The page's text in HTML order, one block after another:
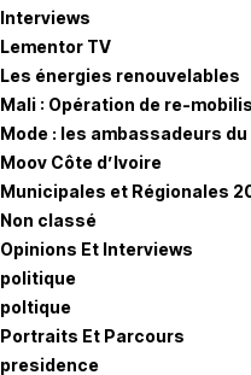
Interviews
Lementor TV
Les énergies renouvelables
Mali : Opération de re-
Mode : les ambassadeurs
Moov Côte d’Ivoire
Municipales et Régionales
Non classé
Opinions Et Interviews
politique
poltique
Portraits Et Parcours
presidence